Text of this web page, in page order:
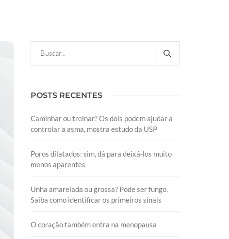
POSTS RECENTES
Caminhar ou treinar? Os dois podem ajudar a
controlar a asma, mostra estudo da USP
Poros dilatados: sim, dá para deixá-los muito
menos aparentes
Unha amarelada ou grossa? Pode ser fungo.
Saiba como identificar os primeiros sinais
O coração também entra na menopausa